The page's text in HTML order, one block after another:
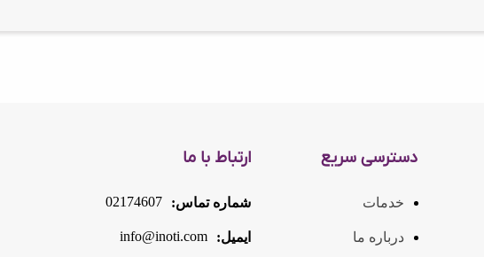
دسترسی سریع
خدمات
درباره ما
ارتباط با ما
شماره تماس: 02174607
ایمیل: info@inoti.com